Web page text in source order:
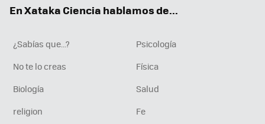
En Xataka Ciencia hablamos de...
¿Sabías que...?
Psicología
No te lo creas
Física
Biología
Salud
religion
Fe